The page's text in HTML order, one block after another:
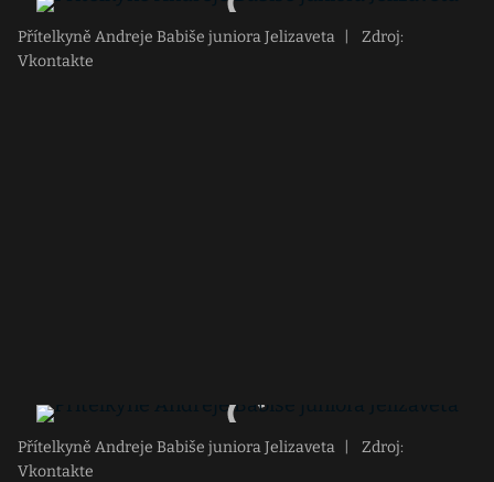
Přítelkyně Andreje Babiše juniora Jelizaveta
Zdroj:
Vkontakte
Přítelkyně Andreje Babiše juniora Jelizaveta
Zdroj:
Vkontakte